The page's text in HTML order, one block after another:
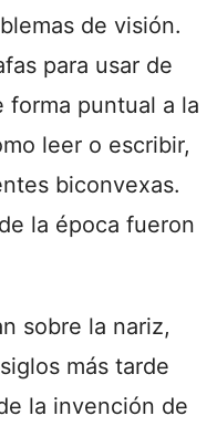
de visión.
para usar de
forma puntual a la
leer o escribir,
biconvexas.
la época fueron
sobre la nariz,
más tarde
la invención de